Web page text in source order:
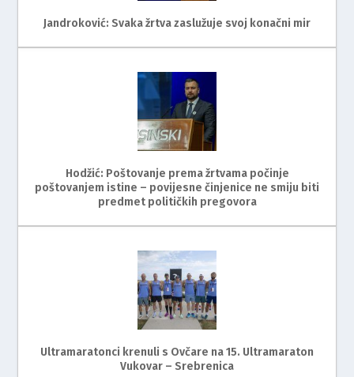
Jandroković: Svaka žrtva zaslužuje svoj konačni mir
Hodžić: Poštovanje prema žrtvama počinje
poštovanjem istine – povijesne činjenice ne smiju biti
predmet političkih pregovora
Ultramaratonci krenuli s Ovčare na 15. Ultramaraton
Vukovar – Srebrenica